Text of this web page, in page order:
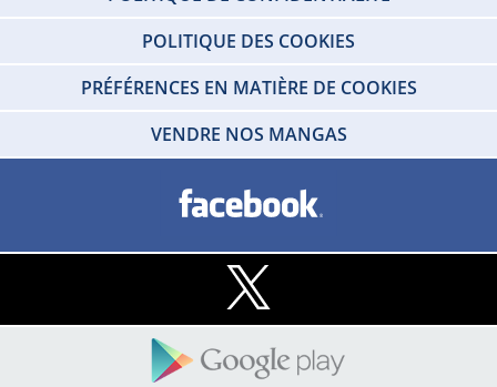
POLITIQUE DES COOKIES
PRÉFÉRENCES EN MATIÈRE DE COOKIES
VENDRE NOS MANGAS